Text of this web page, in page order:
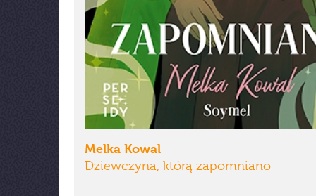
Melka Kowal
Dziewczyna, którą zapomniano